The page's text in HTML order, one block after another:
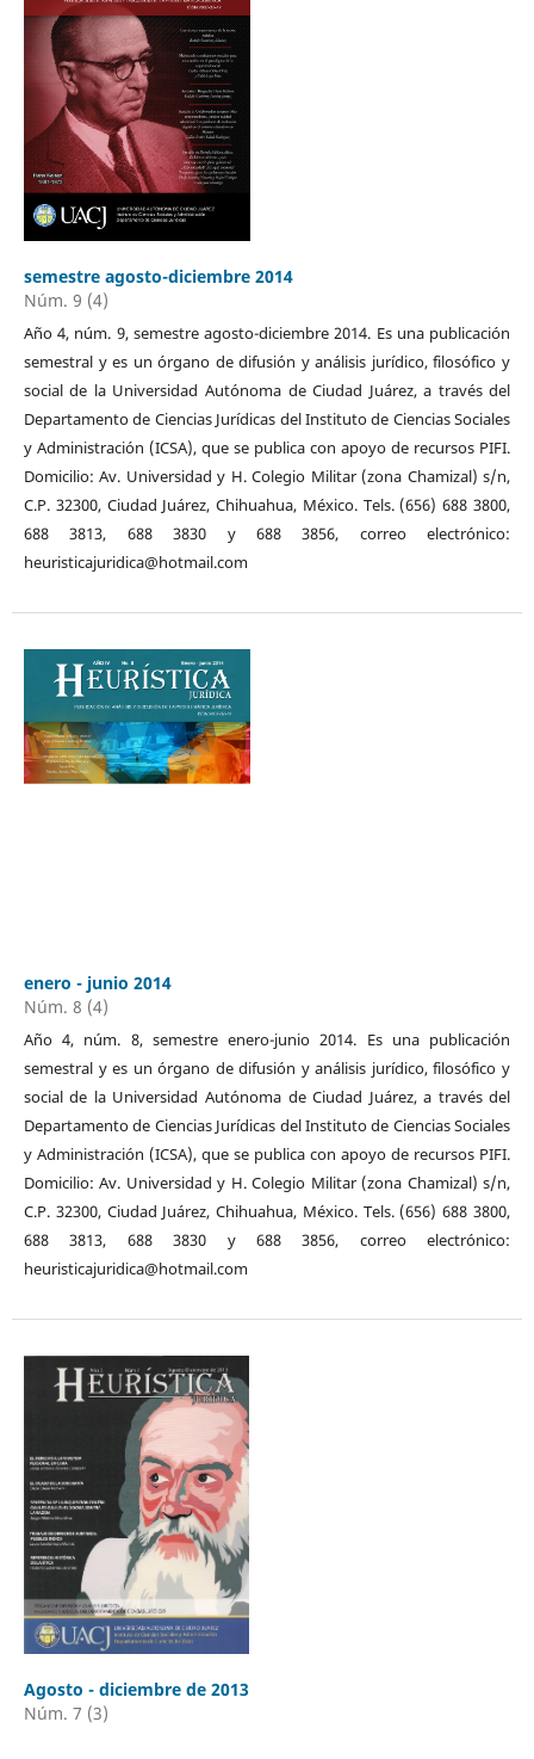
semestre agosto-diciembre 2014
Núm. 9 (4)
Año 4, núm. 9, semestre agosto-diciembre 2014. Es una publicación
semestral y es un órgano de difusión y análisis jurídico, filosófico y
social de la Universidad Autónoma de Ciudad Juárez, a través del
Departamento de Ciencias Jurídicas del Instituto de Ciencias Sociales
y Administración (ICSA), que se publica con apoyo de recursos PIFI.
Domicilio: Av. Universidad y H. Colegio Militar (zona Chamizal) s/n,
C.P. 32300, Ciudad Juárez, Chihuahua, México. Tels. (656) 688 3800,
688 3813, 688 3830 y 688 3856, correo electrónico:
heuristicajuridica@hotmail.com
enero - junio 2014
Núm. 8 (4)
Año 4, núm. 8, semestre enero-junio 2014. Es una publicación
semestral y es un órgano de difusión y análisis jurídico, filosófico y
social de la Universidad Autónoma de Ciudad Juárez, a través del
Departamento de Ciencias Jurídicas del Instituto de Ciencias Sociales
y Administración (ICSA), que se publica con apoyo de recursos PIFI.
Domicilio: Av. Universidad y H. Colegio Militar (zona Chamizal) s/n,
C.P. 32300, Ciudad Juárez, Chihuahua, México. Tels. (656) 688 3800,
688 3813, 688 3830 y 688 3856, correo electrónico:
heuristicajuridica@hotmail.com
Agosto - diciembre de 2013
Núm. 7 (3)